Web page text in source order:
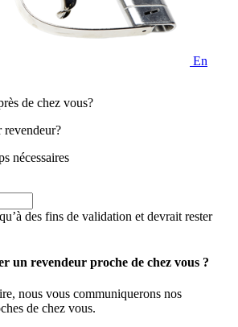
En
de chez vous?
revendeur?
nécessaires
des fins de validation et devrait rester
un revendeur proche de chez vous ?
nous vous communiquerons nos
de chez vous.